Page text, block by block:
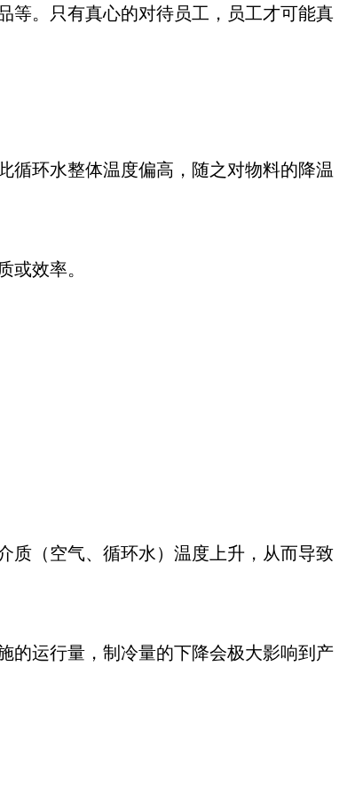
等。只有真心的对待员工，员工才可能真
循环水整体温度偏高，随之对物料的降温
或效率。
质（空气、循环水）温度上升，从而导致
的运行量，制冷量的下降会极大影响到产